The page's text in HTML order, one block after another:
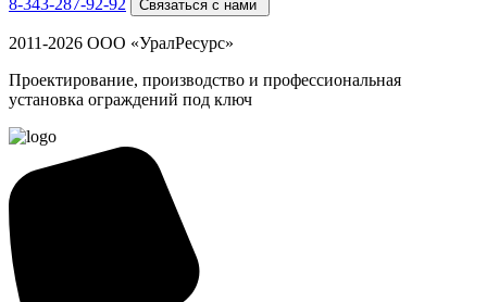
8-343-287-92-92
Связаться с нами
2011-2026 ООО «УралРесурс»
Проектирование, производство и профессиональная
установка ограждений под ключ